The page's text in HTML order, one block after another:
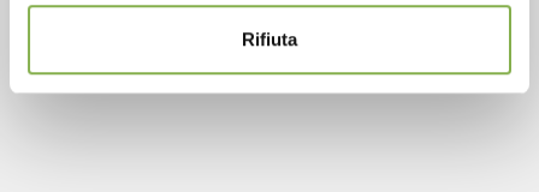
Rifiuta
+1 904 294 5920